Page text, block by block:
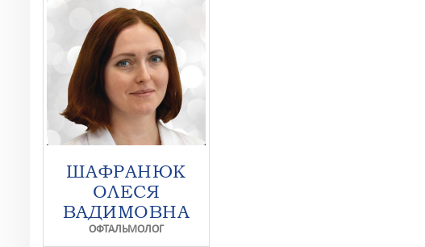
ШАФРАНЮК
ОЛЕСЯ
ВАДИМОВНА
ОФТАЛЬМОЛОГ